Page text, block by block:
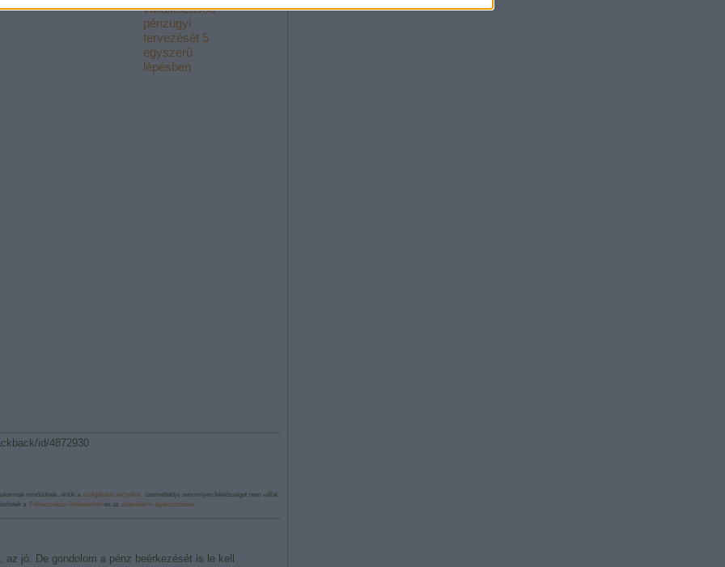
vállalkozásod
pénzügyi
tervezését 5
egyszerű
lépésben
id/4872930
minősülnek, értük a szolgáltatás technikai
üzemeltetője semmilyen felelősséget nem vállal,
a
Felhasználási feltételekben és az adatvédelmi tájékoztatóban.
jó. De gondolom a pénz beérkezését is le kell